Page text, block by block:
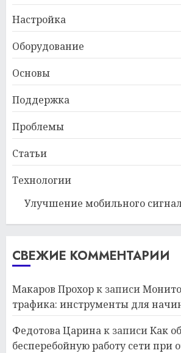
Настройка
Оборудование
Основы
Поддержка
Проблемы
Статьи
Технологии
Улучшение мобильного
СВЕЖИЕ КОММЕНТАРИИ
Макаров Прохорк записи
трафика: инструменты для
Федотова Царинак записиКак
бесперебойную работу сети при